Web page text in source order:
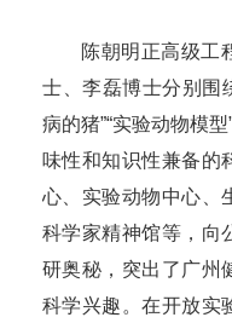
陈朝明正高级工
士、李磊博士分别围
病的猪”“实验动物模
味性和知识性兼备的
心、实验动物中心、
科学家精神馆等，向
研奥秘，突出了广州
科学兴趣。在开放实